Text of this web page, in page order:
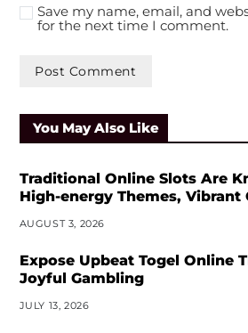
Save my name, email, and
for the next time I comment.
You May Also Like
Traditional Online Slots Are
High-energy Themes, Vibrant
AUGUST 3, 2026
Expose Upbeat Togel Online
Joyful Gambling
JULY 13, 2026